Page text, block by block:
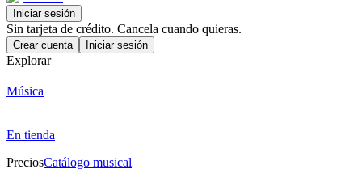
Iniciar sesión
Sin tarjeta de crédito. Cancela cuando quieras.
Crear cuenta Iniciar sesión
Explorar
Música
En tienda
PreciosCatálogo musical